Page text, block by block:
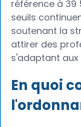
référence à 39
seuils
soutenant la
attirer des
s'adaptant
En quoi